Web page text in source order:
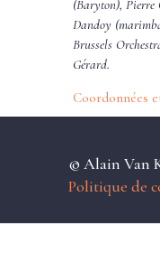
(Baryton), Pierre
Dandoy
Brussels
Gérard.
Coordonnées
© Alain Van
Politique de